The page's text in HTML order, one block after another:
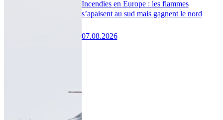
Incendies en Europe : les flammes
s’apaisent au sud mais gagnent le nord
07.08.2026